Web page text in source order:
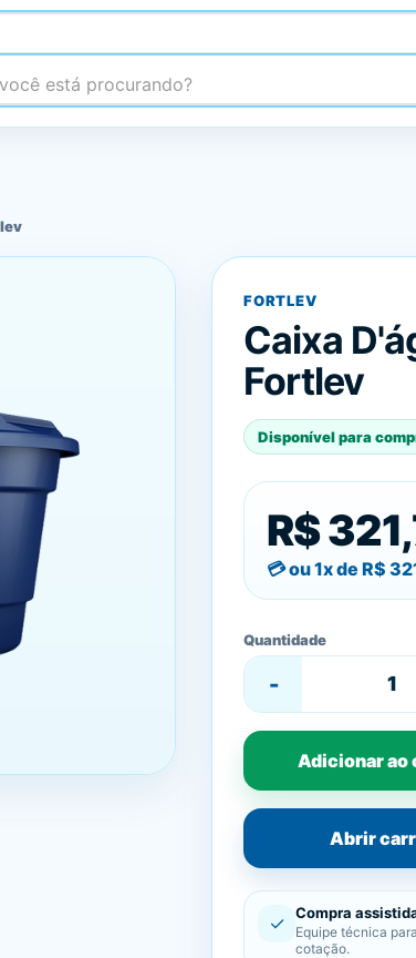
está procurando?
FORTLEV
Caixa
Fortlev
Disponível para
R$
ou 1x de R$
Quantidade
-
Adicionar ao
Abrir
✓ Compra
Equipe técnica para
cotação.